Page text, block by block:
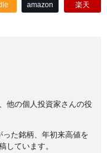
amazon 楽天
他の個人投資家さんの役
た銘柄、年初来高値を
しています。